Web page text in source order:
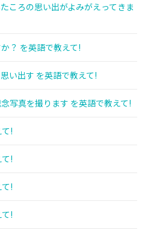
ころの思い出がよみがえってきま
？ を英語で教えて!
い出す を英語で教えて!
写真を撮ります を英語で教えて!
!
!
!
!